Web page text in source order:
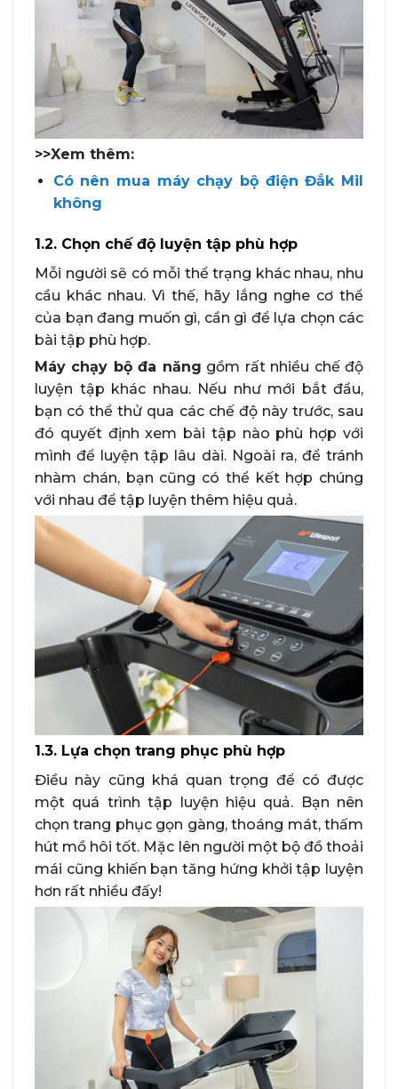
>>Xem thêm:
Có nên mua máy chạy bộ điện Đắk Mil
không
1.2. Chọn chế độ luyện tập phù hợp
Mỗi người sẽ có mỗi thể trạng khác nhau, nhu
cầu khác nhau. Vì thế, hãy lắng nghe cơ thể
của bạn đang muốn gì, cần gì để lựa chọn các
bài tập phù hợp.
Máy chạy bộ đa năng gồm rất nhiều chế độ
luyện tập khác nhau. Nếu như mới bắt đầu,
bạn có thể thử qua các chế độ này trước, sau
đó quyết định xem bài tập nào phù hợp với
mình để luyện tập lâu dài. Ngoài ra, để tránh
nhàm chán, bạn cũng có thể kết hợp chúng
với nhau để tập luyện thêm hiệu quả.
1.3. Lựa chọn trang phục phù hợp
Điều này cũng khá quan trọng để có được
một quá trình tập luyện hiệu quả. Bạn nên
chọn trang phục gọn gàng, thoáng mát, thấm
hút mồ hôi tốt. Mặc lên người một bộ đồ thoải
mái cũng khiến bạn tăng hứng khởi tập luyện
hơn rất nhiều đấy!